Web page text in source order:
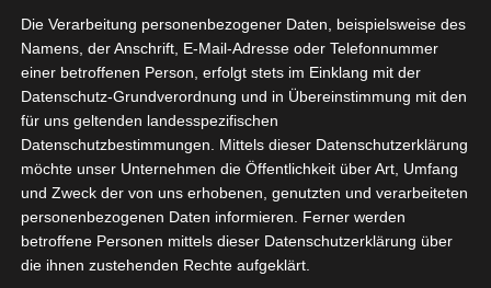
Google Adsenseist deaktiviert. ✓ Erlauben Datenschutzbedingungen
Sie befinden sich hier:Startseite»News»Fußball»
Welt» Afrika»Tunesien »Ligen»Ligue 2»2025/2026
Ligue 2 Pro Tunesien 2025/2026 – 2. Spieltag
Gruppen A und B (Hinrunde)
Die Verarbeitung personenbezogener Daten, beispielsweise des
Namens, der Anschrift, E-Mail-Adresse oder Telefonnummer
einer betroffenen Person, erfolgt stets im Einklang mit der
Datenschutz-Grundverordnung und in Übereinstimmung mit den
für uns geltenden landesspezifischen
Datenschutzbestimmungen. Mittels dieser Datenschutzerklärung
möchte unser Unternehmen die Öffentlichkeit über Art, Umfang
und Zweck der von uns erhobenen, genutzten und verarbeiteten
personenbezogenen Daten informieren. Ferner werden
betroffene Personen mittels dieser Datenschutzerklärung über
die ihnen zustehenden Rechte aufgeklärt.